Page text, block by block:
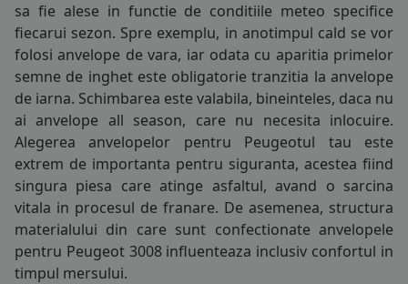
sa fie alese in functie de conditiile meteo specifice
fiecarui sezon. Spre exemplu, in anotimpul cald se vor
folosi anvelope de vara, iar odata cu aparitia primelor
semne de inghet este obligatorie tranzitia la anvelope
de iarna. Schimbarea este valabila, bineinteles, daca nu
ai anvelope all season, care nu necesita inlocuire.
Alegerea anvelopelor pentru Peugeotul tau este
extrem de importanta pentru siguranta, acestea fiind
singura piesa care atinge asfaltul, avand o sarcina
vitala in procesul de franare. De asemenea, structura
materialului din care sunt confectionate anvelopele
pentru Peugeot 3008 influenteaza inclusiv confortul in
timpul mersului.